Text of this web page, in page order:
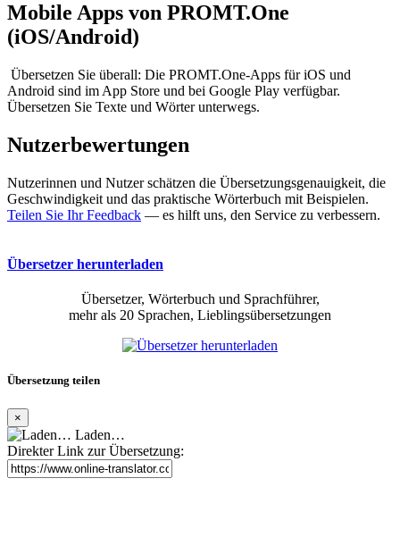
Mobile Apps von PROMT.One
(iOS/Android)
Übersetzen Sie überall: Die PROMT.One-Apps für iOS und
Android sind im App Store und bei Google Play verfügbar.
Übersetzen Sie Texte und Wörter unterwegs.
Nutzerbewertungen
Nutzerinnen und Nutzer schätzen die Übersetzungsgenauigkeit, die
Geschwindigkeit und das praktische Wörterbuch mit Beispielen.
Teilen Sie Ihr Feedback — es hilft uns, den Service zu verbessern.